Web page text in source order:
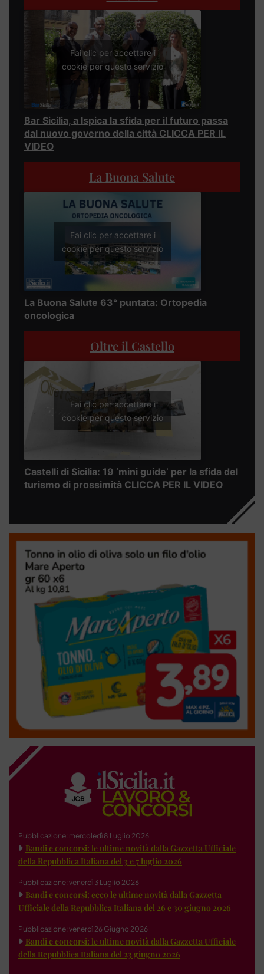
Fai clic per accettare i
cookie per questo servizio
Bar Sicilia, a Ispica la sfida per il futuro passa
dal nuovo governo della città CLICCA PER IL
VIDEO
La Buona Salute
Fai clic per accettare i
cookie per questo servizio
La Buona Salute 63° puntata: Ortopedia
oncologica
Oltre il Castello
Fai clic per accettare i
cookie per questo servizio
Castelli di Sicilia: 19 ‘mini guide’ per la sfida del
turismo di prossimità CLICCA PER IL VIDEO
Pubblicazione: mercoledì 8 Luglio 2026
Bandi e concorsi: le ultime novità dalla Gazzetta Ufficiale
della Repubblica Italiana del 3 e 7 luglio 2026
Pubblicazione: venerdì 3 Luglio 2026
Bandi e concorsi: ecco le ultime novità dalla Gazzetta
Ufficiale della Repubblica Italiana del 26 e 30 giugno 2026
Pubblicazione: venerdì 26 Giugno 2026
Bandi e concorsi: le ultime novità dalla Gazzetta Ufficiale
della Repubblica Italiana del 23 giugno 2026